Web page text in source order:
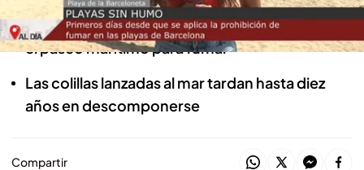
Muchas personas han salido de la arena hasta
el paseo marítimo para fumar
Las colillas lanzadas al mar tardan hasta diez
años en descomponerse
Compartir